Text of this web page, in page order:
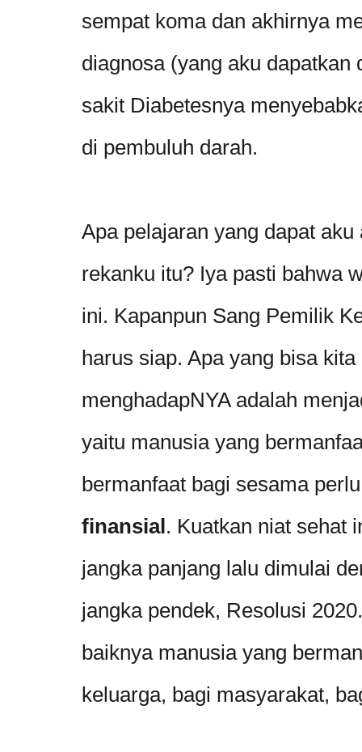
sempat koma dan akhirnya
diagnosa (yang aku
sakit Diabetesnya
di pembuluh darah.
Apa pelajaran yang dapat
rekanku itu? Iya pasti bahwa
ini. Kapanpun Sang Pemilik
harus siap. Apa yang bisa
menghadapNYA adalah
yaitu manusia yang
bermanfaat bagi sesama
finansial. Kuatkan niat sehat
jangka panjang lalu dimulai
jangka pendek, Resolusi
baiknya manusia yang
keluarga, bagi masyarakat,